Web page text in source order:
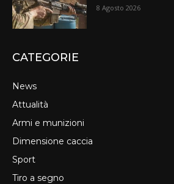
8 Agosto 2026
CATEGORIE
News
Attualità
Armi e munizioni
Dimensione caccia
Sport
Tiro a segno